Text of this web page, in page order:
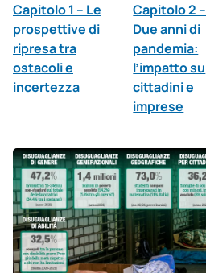
Capitolo 1 – Le
prospettive di
ripresa tra
ostacoli e
incertezza
Capitolo 2 –
Due anni di
pandemia:
l’impatto su
cittadini e
imprese